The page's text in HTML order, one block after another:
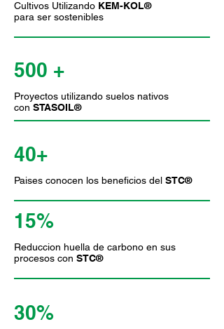
Cultivos Utilizando KEM-KOL®
para ser sostenibles
500 +
Proyectos utilizando suelos nativos
con STASOIL®
40+
Paises conocen los beneficios del STC®
15%
Reduccion huella de carbono en sus
procesos con STC®
30%